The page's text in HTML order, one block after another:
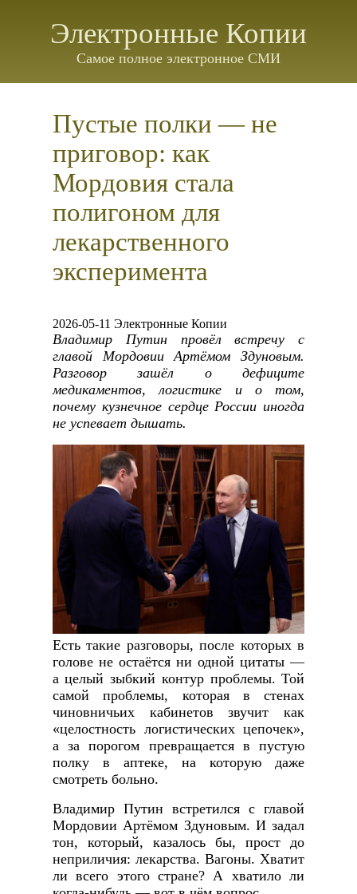
Электронные Копии
Самое полное электронное СМИ
Пустые полки — не
приговор: как
Мордовия стала
полигоном для
лекарственного
эксперимента
2026-05-11 Электронные Копии
Владимир Путин провёл встречу с
главой Мордовии Артёмом Здуновым.
Разговор зашёл о дефиците
медикаментов, логистике и о том,
почему кузнечное сердце России иногда
не успевает дышать.
Есть такие разговоры, после которых в
голове не остаётся ни одной цитаты —
а целый зыбкий контур проблемы. Той
самой проблемы, которая в стенах
чиновничьих кабинетов звучит как
«целостность логистических цепочек»,
а за порогом превращается в пустую
полку в аптеке, на которую даже
смотреть больно.
Владимир Путин встретился с главой
Мордовии Артёмом Здуновым. И задал
тон, который, казалось бы, прост до
неприличия: лекарства. Вагоны. Хватит
ли всего этого стране? А хватило ли